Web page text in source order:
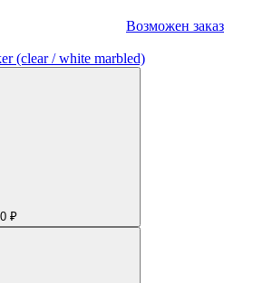
Возможен заказ
(clear / white marbled)
₽